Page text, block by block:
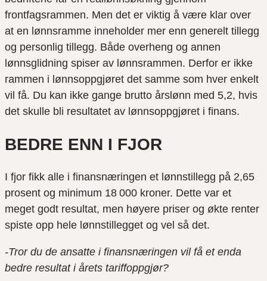
frontfagsrammen. Men det er viktig å være klar over
at en lønnsramme inneholder mer enn generelt tillegg
og personlig tillegg. Både overheng og annen
lønnsglidning spiser av lønnsrammen. Derfor er ikke
rammen i lønnsoppgjøret det samme som hver enkelt
vil få. Du kan ikke gange brutto årslønn med 5,2, hvis
det skulle bli resultatet av lønnsoppgjøret i finans.
BEDRE ENN I FJOR
I fjor fikk alle i finansnæringen et lønnstillegg på 2,65
prosent og minimum 18 000 kroner. Dette var et
meget godt resultat, men høyere priser og økte renter
spiste opp hele lønnstillegget og vel så det.
-Tror du de ansatte i finansnæringen vil få et enda
bedre resultat i årets tariffoppgjør?